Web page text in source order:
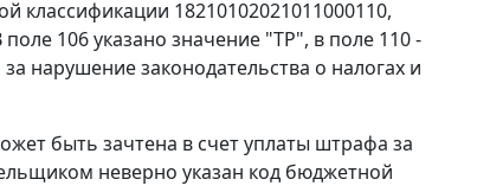
18210102021011000110,
106 указано значение "ТР", в поле 110 -
нарушение законодательства о налогах и
быть зачтена в счет уплаты штрафа за
неверно указан код бюджетной